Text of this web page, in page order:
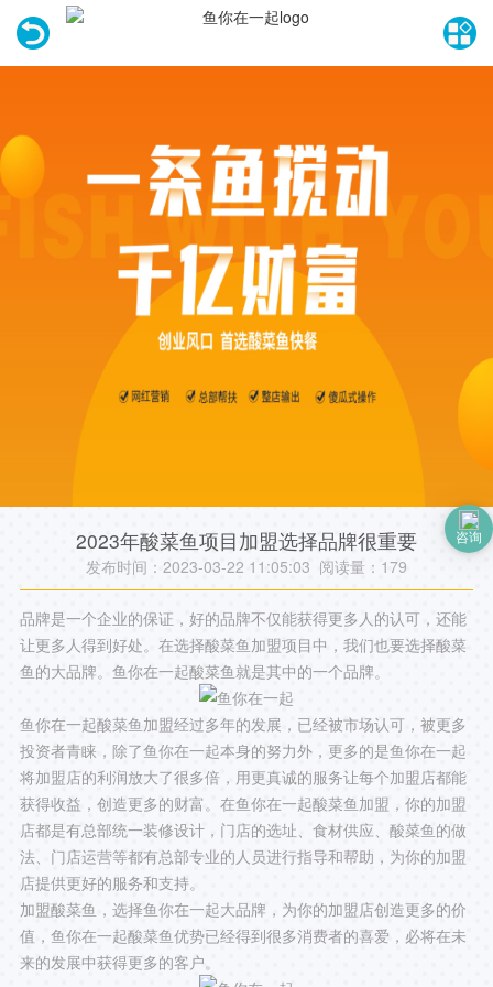
2023年酸菜鱼项目加盟选择品牌很重要
发布时间：2023-03-22 11:05:03 阅读量： 179
品牌是一个企业的保证，好的品牌不仅能获得更多人的认可，还能
让更多人得到好处。在选择酸菜鱼加盟项目中，我们也要选择酸菜
鱼的大品牌。鱼你在一起酸菜鱼就是其中的一个品牌。
鱼你在一起酸菜鱼加盟经过多年的发展，已经被市场认可，被更多
投资者青睐，除了鱼你在一起本身的努力外，更多的是鱼你在一起
将加盟店的利润放大了很多倍，用更真诚的服务让每个加盟店都能
获得收益，创造更多的财富。在鱼你在一起酸菜鱼加盟，你的加盟
店都是有总部统一装修设计，门店的选址、食材供应、酸菜鱼的做
法、门店运营等都有总部专业的人员进行指导和帮助，为你的加盟
店提供更好的服务和支持。
加盟酸菜鱼，选择鱼你在一起大品牌，为你的加盟店创造更多的价
值，鱼你在一起酸菜鱼优势已经得到很多消费者的喜爱，必将在未
来的发展中获得更多的客户。
咨询